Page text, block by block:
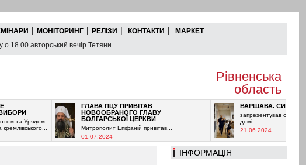
| МОНІТОРИНГ | РЕЛІЗИ | КОНТАКТИ |
МАРКЕТ
о 18.00 авторський вечір Тетяни ...
Рівненська
область
Урядом
ГЛАВА ПЦУ ПРИВІТАВ
НОВООБРАНОГО ГЛАВУ
БОЛГАРСЬКОЇ ЦЕРКВИ
Митрополит Епіфаній привітав...
01.07.2024
ВАРШАВА. СИНЕНЬКИЙ
запрезентував свою книзь ув
домі
21.06.2024
ІНФОРМАЦІЯ